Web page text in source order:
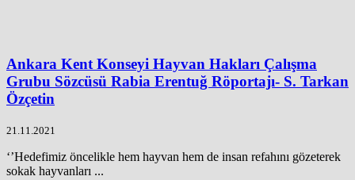
Ankara Kent Konseyi Hayvan Hakları Çalışma
Grubu Sözcüsü Rabia Erentuğ Röportajı- S. Tarkan
Özçetin
21.11.2021
‘’Hedefimiz öncelikle hem hayvan hem de insan refahını gözeterek
sokak hayvanları ...